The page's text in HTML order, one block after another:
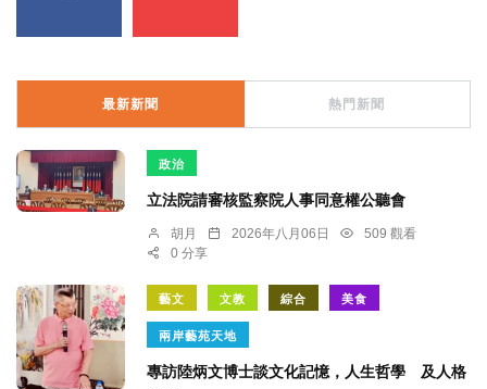
最新新聞 熱門新聞
政治
立法院請審核監察院人事同意權公聽會
胡月 2026年八月06日
509 觀看
0 分享
藝文 文教 綜合 美食
兩岸藝苑天地
專訪陸炳文博士談文化記憶，人生哲學 及人格